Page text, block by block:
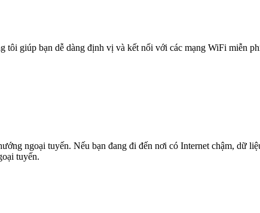
tôi giúp bạn dễ dàng định vị và kết nối với các mạng WiFi miễn
ngoại tuyến. Nếu bạn đang đi đến nơi có Internet chậm, dữ
tuyến.